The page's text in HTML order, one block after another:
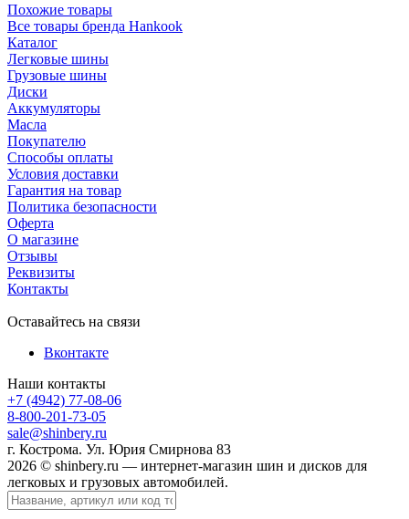
Похожие товары
Все товары бренда Hankook
Каталог
Легковые шины
Грузовые шины
Диски
Аккумуляторы
Масла
Покупателю
Способы оплаты
Условия доставки
Гарантия на товар
Политика безопасности
Оферта
О магазине
Отзывы
Реквизиты
Контакты
Оставайтесь на связи
Вконтакте
Наши контакты
+7 (4942) 77-08-06
8-800-201-73-05
sale@shinbery.ru
г. Кострома. Ул. Юрия Смирнова 83
2026 © shinbery.ru — интернет-магазин шин и дисков для
легковых и грузовых автомобилей.